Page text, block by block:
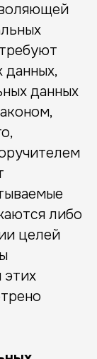
данных,
данных
либо
целей